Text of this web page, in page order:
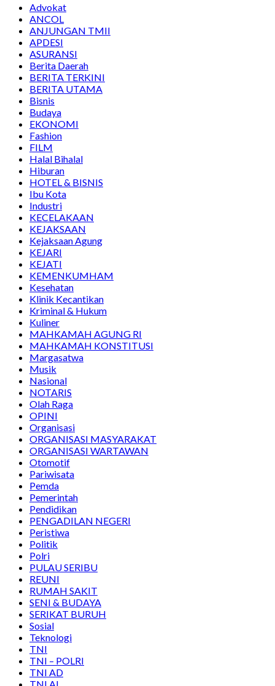
Advokat
ANCOL
ANJUNGAN TMII
APDESI
ASURANSI
Berita Daerah
BERITA TERKINI
BERITA UTAMA
Bisnis
Budaya
EKONOMI
Fashion
FILM
Halal Bihalal
Hiburan
HOTEL & BISNIS
Ibu Kota
Industri
KECELAKAAN
KEJAKSAAN
Kejaksaan Agung
KEJARI
KEJATI
KEMENKUMHAM
Kesehatan
Klinik Kecantikan
Kriminal & Hukum
Kuliner
MAHKAMAH AGUNG RI
MAHKAMAH KONSTITUSI
Margasatwa
Musik
Nasional
NOTARIS
Olah Raga
OPINI
Organisasi
ORGANISASI MASYARAKAT
ORGANISASI WARTAWAN
Otomotif
Pariwisata
Pemda
Pemerintah
Pendidikan
PENGADILAN NEGERI
Peristiwa
Politik
Polri
PULAU SERIBU
REUNI
RUMAH SAKIT
SENI & BUDAYA
SERIKAT BURUH
Sosial
Teknologi
TNI
TNI – POLRI
TNI AD
TNI AL